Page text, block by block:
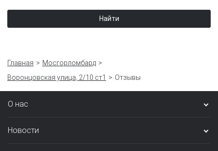
Найти
Главная
Мосгорломбард
Воронцовская улица, 2/10 ст1
Отзывы
О нас
Новости